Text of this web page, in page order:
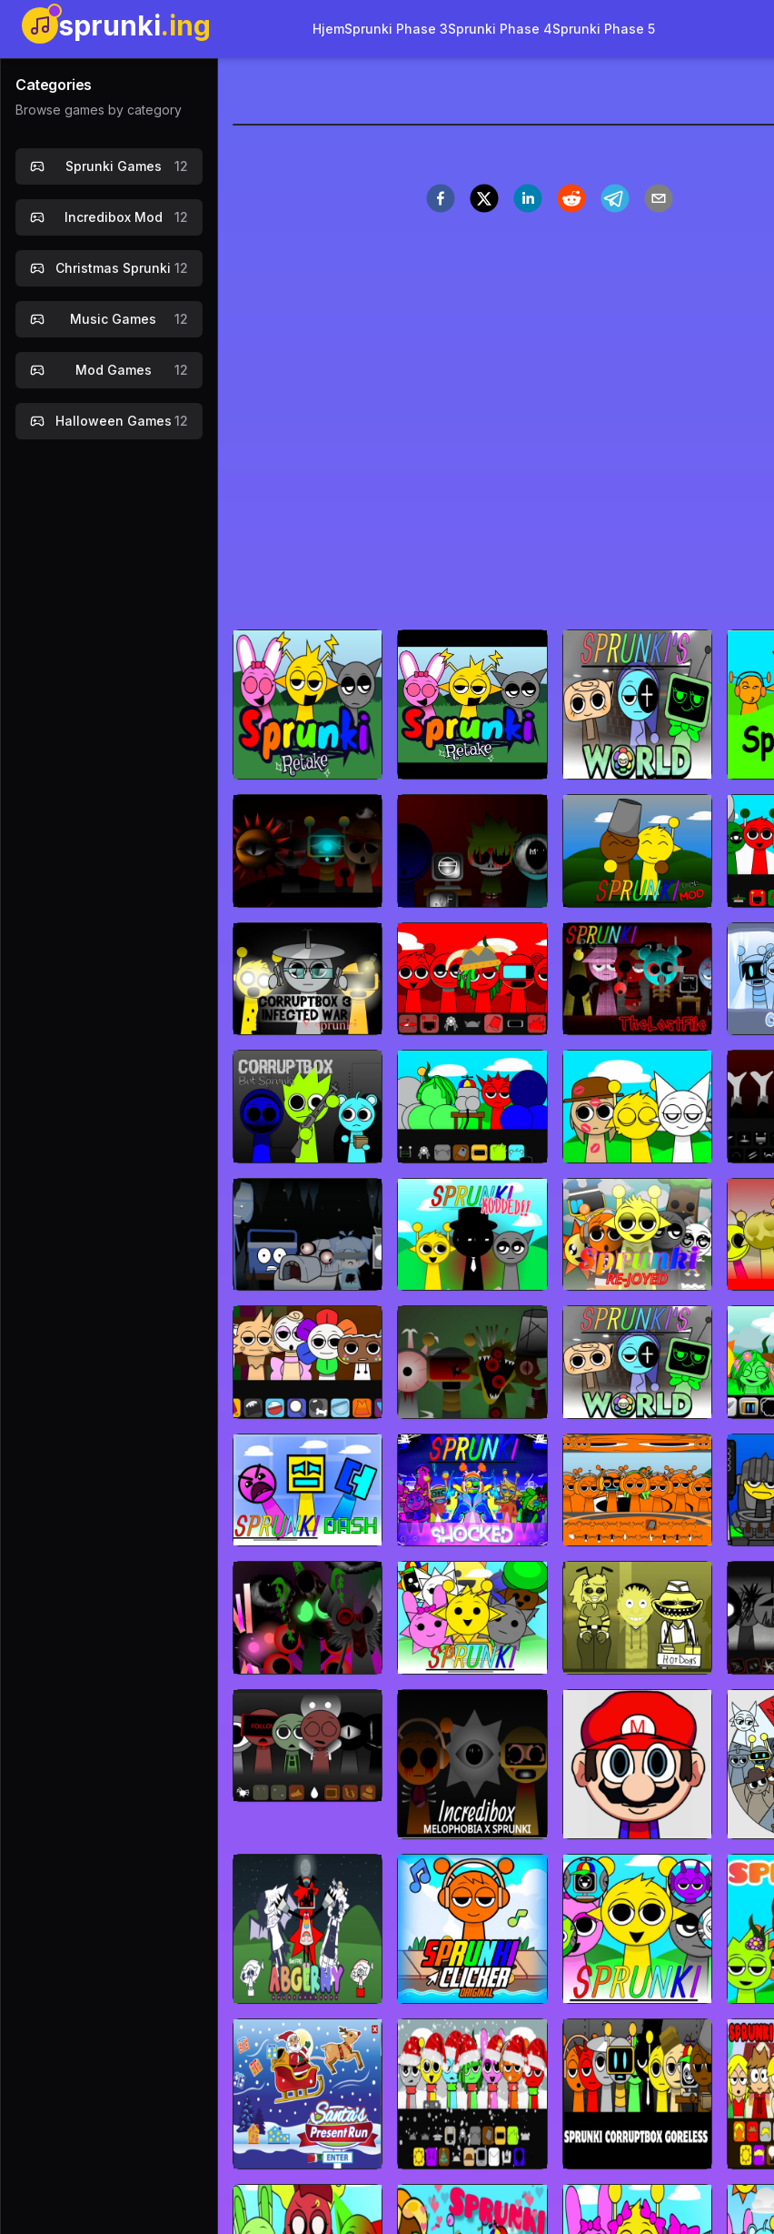
sprunki.ing HjemSprunki Phase 3Sprunki Phase 4Sprunki Phase 5
Categories
Browse games by category
Sprunki Games 12
Incredibox Mod 12
Christmas Sprunki 12
Music Games 12
Mod Games 12
Halloween Games 12